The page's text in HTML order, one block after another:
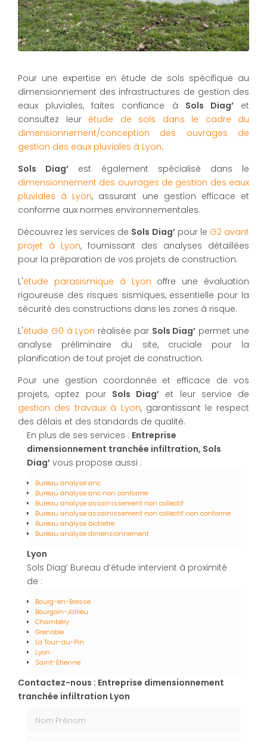
Pour une expertise en étude de sols spécifique au
dimensionnement des infrastructures de gestion des
eaux pluviales, faites confiance à Sols Diag’et
consultez leur étude de sols dans le cadre du
dimensionnement/conception des ouvrages de
gestion des eaux pluviales à Lyon.
Sols Diag’ est également spécialisé dans le
dimensionnement des ouvrages de gestion des eaux
pluviales à Lyon, assurant une gestion efficace et
conforme aux normes environnementales.
Découvrez les services de Sols Diag’pour le G2 avant
projet à Lyon, fournissant des analyses détaillées
pour la préparation de vos projets de construction.
L'étude parasismique à Lyon offre une évaluation
rigoureuse des risques sismiques, essentielle pour la
sécurité des constructions dans les zones à risque.
L'étude G0 à Lyon réalisée par Sols Diag’ permet une
analyse préliminaire du site, cruciale pour la
planification de tout projet de construction.
Pour une gestion coordonnée et efficace de vos
projets, optez pour Sols Diag’ et leur service de
gestion des travaux à Lyon, garantissant le respect
des délais et des standards de qualité.
En plus de ses services : Entreprise
dimensionnement tranchée infiltration, Sols
Diag’ vous propose aussi :
Bureau analyse anc
Bureau analyse anc non conforme
Bureau analyse assainissement non collectif
Bureau analyse assainissement non collectif non conforme
Bureau analyse biotretre
Bureau analyse dimensionnement
Lyon
Sols Diag’ Bureau d’étude intervient à proximité
de :
Bourg-en-Bresse
Bourgoin-Jallieu
Chambéry
Grenoble
La Tour-du-Pin
Lyon
Saint-Etienne
Contactez-nous : Entreprise dimensionnement
tranchée infiltration Lyon
Nom Prénom